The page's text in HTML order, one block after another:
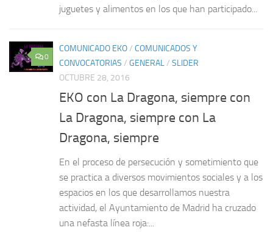
juguetes y alimentos en los que han participado...
0
COMUNICADO EKO/ COMUNICADOS Y
CONVOCATORIAS / GENERAL/ SLIDER
OCTUBRE 28, 2016
EKO con La Dragona, siempre con
La Dragona, siempre con La
Dragona, siempre
En el proceso de persecución y sometimiento que
se practica a diversos movimientos sociales y a los
espacios en los que desarrollamos nuestra
actividad, el Ayuntamiento de Madrid ha cruzado
una nefasta línea roja:...